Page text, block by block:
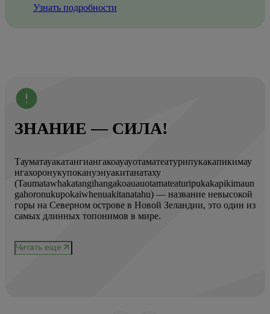
Узнать подробности
ЗНАНИЕ — СИЛА!
Тауматауакатангиангакоауауотаматеатурипукакапикимау
нгахоронукупокануэнуакитанатаху
(Taumatawhakatangihangakoauauotamateaturipukakapikimaun
gahoronukupokaiwhenuakitanatahu) — название невысокой
горы на Северном острове в Новой Зеландии, это один из
самых длинных топонимов в мире.
Читать еще